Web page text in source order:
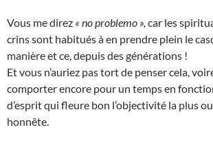
Vous me direz « no problemo », car les
crins sont habitués à en prendre plein le
manière et ce, depuis des générations !
Et vous n’auriez pas tort de penser cela,
comporter encore pour un temps en
d’esprit qui fleure bon l’objectivité la plus
honnête.